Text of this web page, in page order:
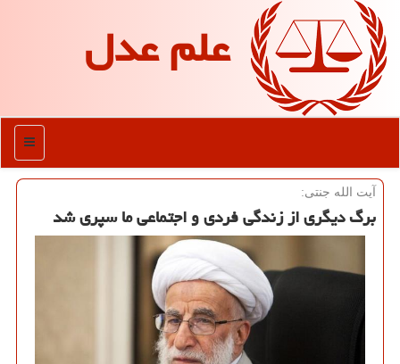
علم عدل
منو
آیت الله جنتی:
برگ دیگری از زندگی فردی و اجتماعی ما سپری شد